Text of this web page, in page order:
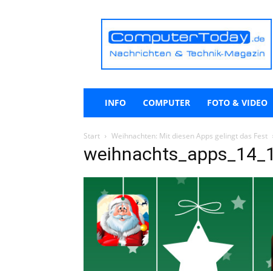
ComputerToday.de
INFO COMPUTER FOTO & VIDEO
Start Weihnachten: Mit diesen Apps gelingt das Fest
weihnachts_apps_14_1